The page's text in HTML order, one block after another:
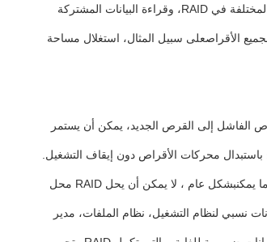
سوف تعيد بناء البيانات المفقودة تلقائيًا وفقًا للبيانات وبيانات التكافؤ في الأقراص المتبقية لضمان اتساق البيانات وسلامتها.يتم بث البيانات وتخزينها على العديد من الأقراص المختلفة في RAID، وقراءة البيانات المشتركة
الأقراصعلى سبيل المثال، استغلال مساحة
الفاشل إلى القرص الجديد، يمكن أن يستمر
محركات الأقراص دون إيقاف التشغيل.
يتم استخدام هذا المصفوفة الأقراص الراقية أساسا في أنظمة التطبيقات مع متطلبات عالية للموثوقية،و لا يمكن إيقاف تشغيل النظام أو يجب أن يكون وقت الإيقاف أقصر ما يمكنبشكل عام ، لا يمكن أن يحل RAID محل
نسبي لنظام التشغيل، نظام الملفات، مدير